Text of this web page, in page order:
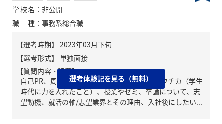
学校名 ： 非公開
職種 ： 事務系総合職
【質問内容・課題】
自己PR、周りからどんな人といわれる？、ガクチカ（学生
時代に力を入れたこと）、授業やゼミ、卒論について、志
望動機、就活の軸/志望業界とその理由、入社後にしたい...
選考体験記を見る（無料）